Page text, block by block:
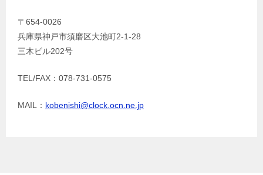
〒654-0026
兵庫県神戸市須磨区大池町2-1-28
三木ビル202号
TEL/FAX：078-731-0575
MAIL： kobenishi@clock.ocn.ne.jp